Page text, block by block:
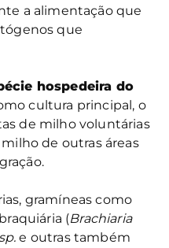
a alimentação que
que
hospedeira do
cultura principal, o
de milho voluntárias
de outras áreas
gramíneas como
(Brachiaria
e outras também